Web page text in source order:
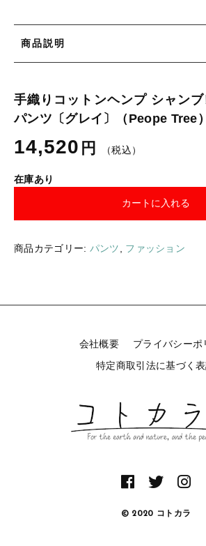
商品説明
手織りコットンヘンプ シャン
パンツ〔グレイ〕（Peope Tree）
14,520 円 （税込）
在庫あり
カートに入れる
商品カテゴリー: パンツ, ファッション
会社概要
プライバシーポ
特定商取引法に基づく
© 2020 コトカラ
ファッション
雑貨
ラリーキルト
キリム
ギフトラッピング
新着商品
コトカラについて
布ナプキン
雑貨
キリム
ギフトラッピング